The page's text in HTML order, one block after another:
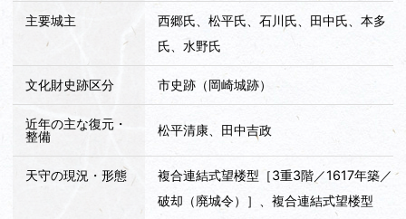
主要城主
西郷氏、松平氏、石川氏、田中氏、本多
氏、水野氏
文化財史跡区分 市史跡（岡崎城跡）
近年の主な復元・
整備
松平清康、田中吉政
天守の現況・形態
複合連結式望楼型［3重3階／1617年築／
破却（廃城令）］、複合連結式望楼型